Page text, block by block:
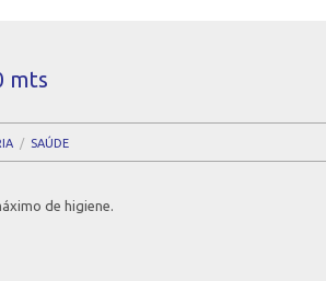
mts
SAÚDE
de higiene.